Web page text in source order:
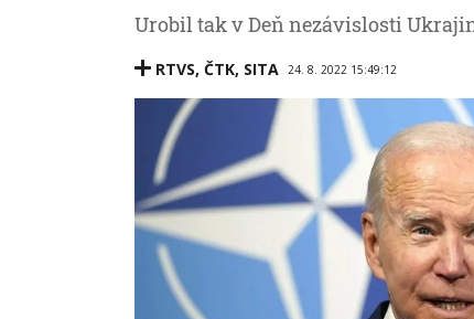
Urobil tak v Deň nezávislosti
RTVS, ČTK, SITA 24. 8. 2022 15:49:12